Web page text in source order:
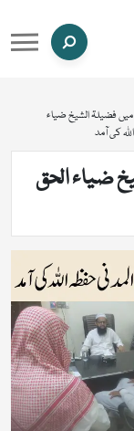
فضیلۃ الشیخ ضیاء
کی آمد
ضیاء الحق